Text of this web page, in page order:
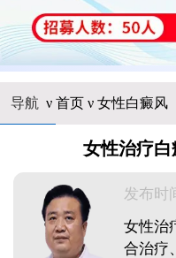
导航 ν 首页ν 女性白癜风
女性治疗
发布时
女性治
合治疗